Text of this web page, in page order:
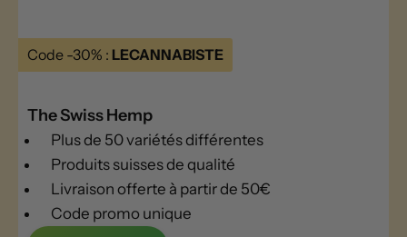
Code -30% : LECANNABISTE
The Swiss Hemp
Plus de 50 variétés différentes
Produits suisses de qualité
Livraison offerte à partir de 50€
Code promo unique